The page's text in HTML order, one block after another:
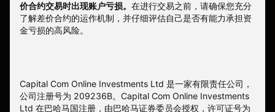
价合约交易时出现账户亏损。 在进行交易之前，请确保您充分
了解差价合约的运作机制，并仔细评估自己是否有能力承担资
金亏损的高风险。
Capital Com Online Investments Ltd 是一家有限责任公司，
公司注册号为 209236B。Capital Com Online Investments
Ltd 在巴哈马国注册，由巴哈马证券委员会授权，许可证号为